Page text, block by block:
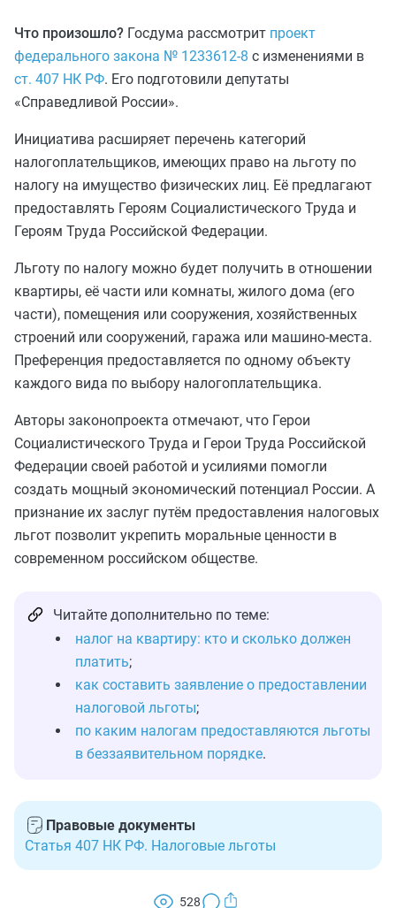
Что произошло? Госдума рассмотрит проект
федерального закона № 1233612-8 с изменениями в
ст. 407 НК РФ. Его подготовили депутаты
«Справедливой России».
Инициатива расширяет перечень категорий
налогоплательщиков, имеющих право на льготу по
налогу на имущество физических лиц. Её предлагают
предоставлять Героям Социалистического Труда и
Героям Труда Российской Федерации.
Льготу по налогу можно будет получить в отношении
квартиры, её части или комнаты, жилого дома (его
части), помещения или сооружения, хозяйственных
строений или сооружений, гаража или машино-места.
Преференция предоставляется по одному объекту
каждого вида по выбору налогоплательщика.
Авторы законопроекта отмечают, что Герои
Социалистического Труда и Герои Труда Российской
Федерации своей работой и усилиями помогли
создать мощный экономический потенциал России. А
признание их заслуг путём предоставления налоговых
льгот позволит укрепить моральные ценности в
современном российском обществе.
Читайте дополнительно по теме:
налог на квартиру: кто и сколько должен
платить;
как составить заявление о предоставлении
налоговой льготы;
по каким налогам предоставляются льготы
в беззаявительном порядке.
Правовые документы
Статья 407 НК РФ. Налоговые льготы
528